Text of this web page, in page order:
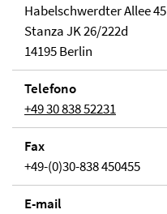
Habelschwerdter Allee 45
Stanza JK 26/222d
14195 Berlin
Telefono
+49 30 838 52231
Fax
+49-(0)30-838 450455
E-mail